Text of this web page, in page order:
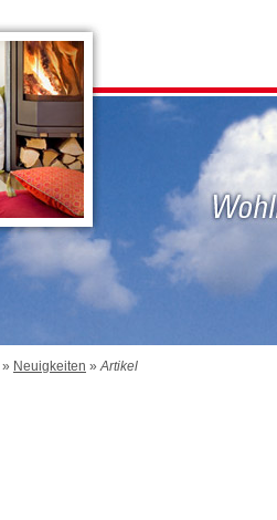
» Neuigkeiten »Artikel